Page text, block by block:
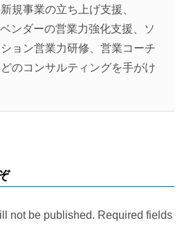
規事業の立ち上げ支援、
ンダーの営業力強化支援、ソ
ョン営業力研修、営業コーチ
のコンサルティングを手がけ
not be published. Required fields